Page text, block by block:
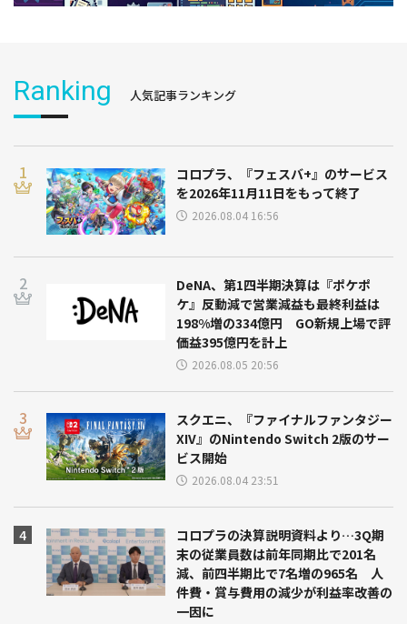
Ranking 人気記事ランキング
コロプラ、『フェスバ+』のサービス
を2026年11月11日をもって終了
2026.08.04 16:56
DeNA、第1四半期決算は『ポケポ
ケ』反動減で営業減益も最終利益は
198%増の334億円 GO新規上場で評
価益395億円を計上
2026.08.05 20:56
スクエニ、『ファイナルファンタジー
XIV』のNintendo Switch 2版のサー
ビス開始
2026.08.04 23:51
コロプラの決算説明資料より…3Q期
末の従業員数は前年同期比で201名
減、前四半期比で7名増の965名 人
件費・賞与費用の減少が利益率改善の
一因に